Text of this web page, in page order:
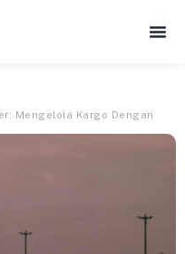
Mengelola Kargo Dengan